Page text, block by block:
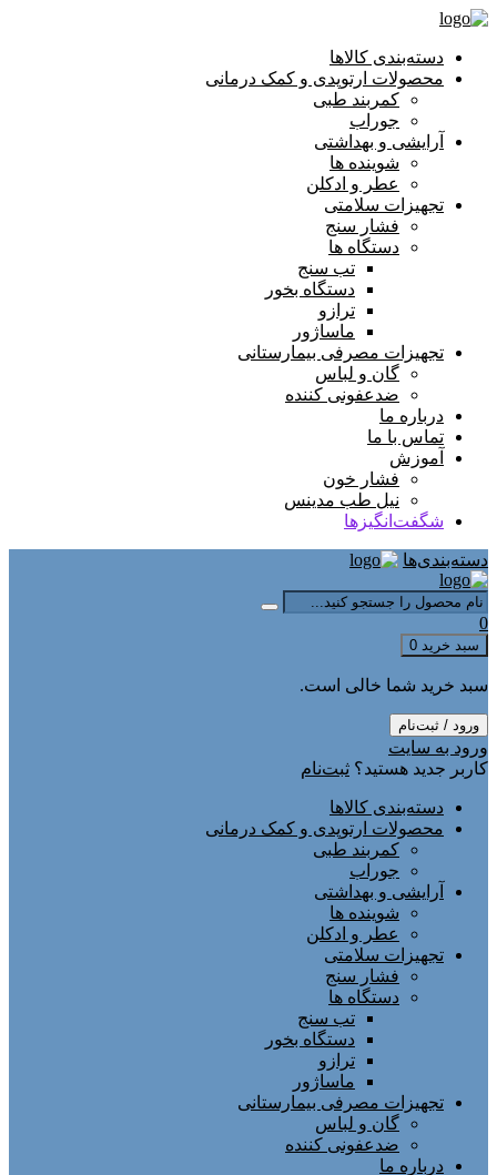
دسته‌بندی کالاها
محصولات ارتوپدی و کمک درمانی
کمربند طبی
جوراب
آرایشی و بهداشتی
شوینده ها
عطر و ادکلن
تجهیزات سلامتی
فشار سنج
دستگاه ها
تب سنج
دستگاه بخور
ترازو
ماساژور
تجهیزات مصرفی بیمارستانی
گان و لباس
ضدعفونی کننده
درباره ما
تماس با ما
آموزش
فشار خون
نیل طب مدینس
شگفت‌انگیزها
دسته‌بندی‌ها
0
سبد خرید 0
سبد خرید شما خالی است.
ورود / ثبت‌نام
ورود به سایت
کاربر جدید هستید؟ ثبت‌نام
دسته‌بندی کالاها
محصولات ارتوپدی و کمک درمانی
کمربند طبی
جوراب
آرایشی و بهداشتی
شوینده ها
عطر و ادکلن
تجهیزات سلامتی
فشار سنج
دستگاه ها
تب سنج
دستگاه بخور
ترازو
ماساژور
تجهیزات مصرفی بیمارستانی
گان و لباس
ضدعفونی کننده
درباره ما